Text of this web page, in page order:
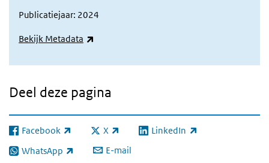
Publicatiejaar: 2024
Bekijk Metadata
Deel deze pagina
Facebook
(externe link) X
(externe link) LinkedIn
(externe link)
WhatsApp
(externe link) E-mail